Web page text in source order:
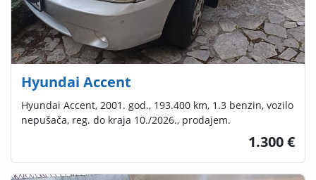
Hyundai Accent
Hyundai Accent, 2001. god., 193.400 km, 1.3 benzin, vozilo
nepušača, reg. do kraja 10./2026., prodajem.
1.300 €